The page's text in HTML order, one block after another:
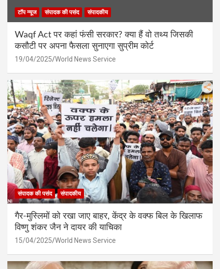
टॉप न्यूज संपादक की पसंद संपादकीय
Waqf Act पर कहां फंसी सरकार? क्या हैं वो तथ्य जिसकी
कसौटी पर अपना फैसला सुनाएगा सुप्रीम कोर्ट
19/04/2025 World News Service
संपादक की पसंद संपादकीय
गैर-मुस्लिमों को रखा जाए बाहर, केंद्र के वक्फ बिल के खिलाफ
विष्णु शंकर जैन ने दायर की याचिका
15/04/2025 World News Service